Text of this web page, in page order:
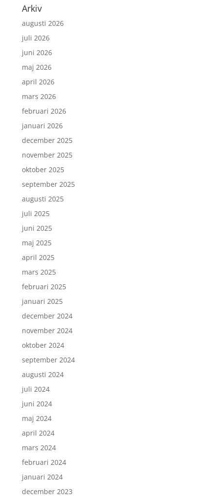
Arkiv
augusti 2026
juli 2026
juni 2026
maj 2026
april 2026
mars 2026
februari 2026
januari 2026
december 2025
november 2025
oktober 2025
september 2025
augusti 2025
juli 2025
juni 2025
maj 2025
april 2025
mars 2025
februari 2025
januari 2025
december 2024
november 2024
oktober 2024
september 2024
augusti 2024
juli 2024
juni 2024
maj 2024
april 2024
mars 2024
februari 2024
januari 2024
december 2023